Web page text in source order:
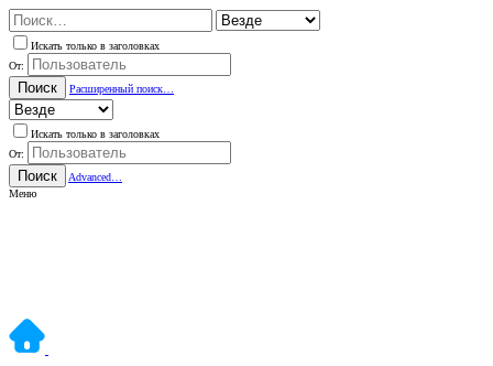
Искать только в заголовках
От:
Поиск Расширенный поиск…
Искать только в заголовках
От:
Поиск
Advanced…
Меню